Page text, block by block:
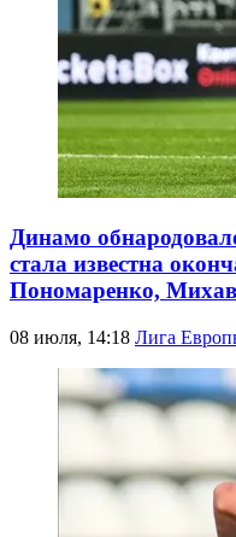
Динамо
стала известна
Пономаренко,
08 июля, 14:18 Лига